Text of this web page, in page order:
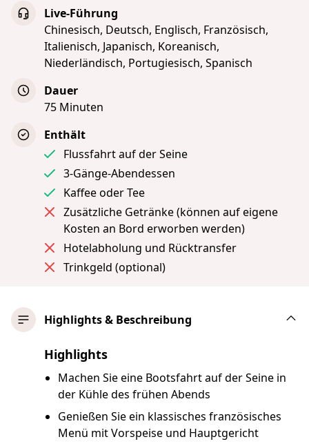
Live-Führung
Chinesisch, Deutsch, Englisch, Französisch,
Italienisch, Japanisch, Koreanisch,
Niederländisch, Portugiesisch, Spanisch
Dauer
75 Minuten
Enthält
Flussfahrt auf der Seine
3-Gänge-Abendessen
Kaffee oder Tee
Zusätzliche Getränke (können auf eigene
Kosten an Bord erworben werden)
Hotelabholung und Rücktransfer
Trinkgeld (optional)
Highlights & Beschreibung
Highlights
Machen Sie eine Bootsfahrt auf der Seine in
der Kühle des frühen Abends
Genießen Sie ein klassisches französisches
Menü mit Vorspeise und Hauptgericht